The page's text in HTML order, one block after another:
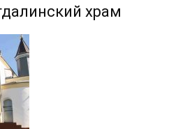
храм